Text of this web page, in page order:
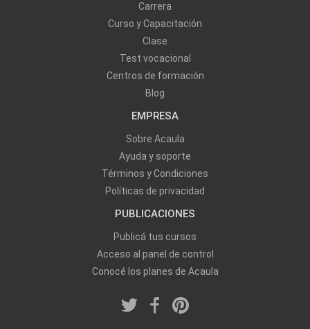
Carrera
Curso y Capacitación
Clase
Test vocacional
Centros de formación
Blog
EMPRESA
Sobre Acaula
Ayuda y soporte
Términos y Condiciones
Políticas de privacidad
PUBLICACIONES
Publicá tus cursos
Acceso al panel de control
Conocé los planes de Acaula